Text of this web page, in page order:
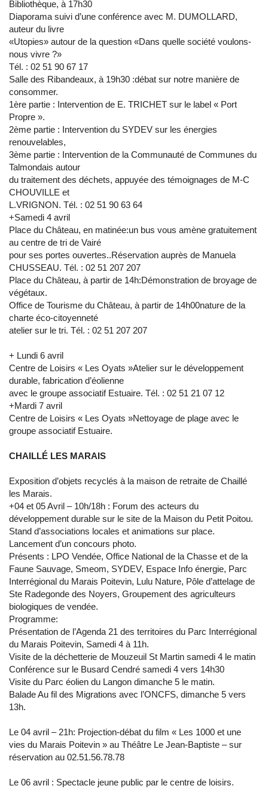
Bibliothèque, à 17h30
Diaporama suivi d’une conférence avec M. DUMOLLARD,
auteur du livre
«Utopies» autour de la question «Dans quelle société voulons-
nous vivre ?»
Tél. : 02 51 90 67 17
Salle des Ribandeaux, à 19h30 :débat sur notre manière de
consommer.
1ère partie : Intervention de E. TRICHET sur le label « Port
Propre ».
2ème partie : Intervention du SYDEV sur les énergies
renouvelables,
3ème partie : Intervention de la Communauté de Communes du
Talmondais autour
du traitement des déchets, appuyée des témoignages de M-C
CHOUVILLE et
L.VRIGNON. Tél. : 02 51 90 63 64
+Samedi 4 avril
Place du Château, en matinée:un bus vous amène gratuitement
au centre de tri de Vairé
pour ses portes ouvertes..Réservation auprès de Manuela
CHUSSEAU. Tél. : 02 51 207 207
Place du Château, à partir de 14h:Démonstration de broyage de
végétaux.
Office de Tourisme du Château, à partir de 14h00nature de la
charte éco-citoyenneté
atelier sur le tri. Tél. : 02 51 207 207
+ Lundi 6 avril
Centre de Loisirs « Les Oyats »Atelier sur le développement
durable, fabrication d’éolienne
avec le groupe associatif Estuaire. Tél. : 02 51 21 07 12
+Mardi 7 avril
Centre de Loisirs « Les Oyats »Nettoyage de plage avec le
groupe associatif Estuaire.
CHAILLÉ LES MARAIS
Exposition d’objets recyclés à la maison de retraite de Chaillé
les Marais.
+04 et 05 Avril – 10h/18h : Forum des acteurs du
développement durable sur le site de la Maison du Petit Poitou.
Stand d’associations locales et animations sur place.
Lancement d’un concours photo.
Présents : LPO Vendée, Office National de la Chasse et de la
Faune Sauvage, Smeom, SYDEV, Espace Info énergie, Parc
Interrégional du Marais Poitevin, Lulu Nature, Pôle d’attelage de
Ste Radegonde des Noyers, Groupement des agriculteurs
biologiques de vendée.
Programme:
Présentation de l’Agenda 21 des territoires du Parc Interrégional
du Marais Poitevin, Samedi 4 à 11h.
Visite de la déchetterie de Mouzeuil St Martin samedi 4 le matin
Conférence sur le Busard Cendré samedi 4 vers 14h30
Visite du Parc éolien du Langon dimanche 5 le matin.
Balade Au fil des Migrations avec l’ONCFS, dimanche 5 vers
13h.
Le 04 avril – 21h: Projection-débat du film « Les 1000 et une
vies du Marais Poitevin » au Théâtre Le Jean-Baptiste – sur
réservation au 02.51.56.78.78
Le 06 avril : Spectacle jeune public par le centre de loisirs.